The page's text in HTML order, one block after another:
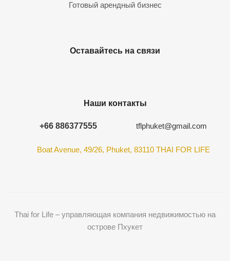
Готовый арендный бизнес
Оставайтесь на связи
Наши контакты
+66 886377555 tflphuket@gmail.com
Boat Avenue, 49/26, Phuket, 83110 THAI FOR LIFE
Thai for Life – управляющая компания недвижимостью на
острове Пхукет